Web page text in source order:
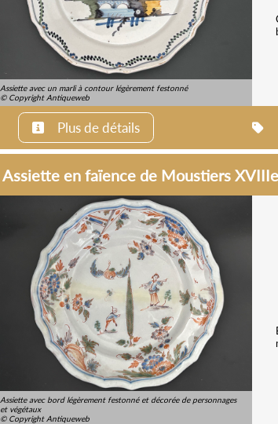
Assiette avec un marli à contour légèrement festonné
© Copyright Antiqueweb
Plus de détails
Assiette en faïence de Moustiers
Assiette avec bord légèrement festonné et décorée de personnages
et végétaux
© Copyright Antiqueweb